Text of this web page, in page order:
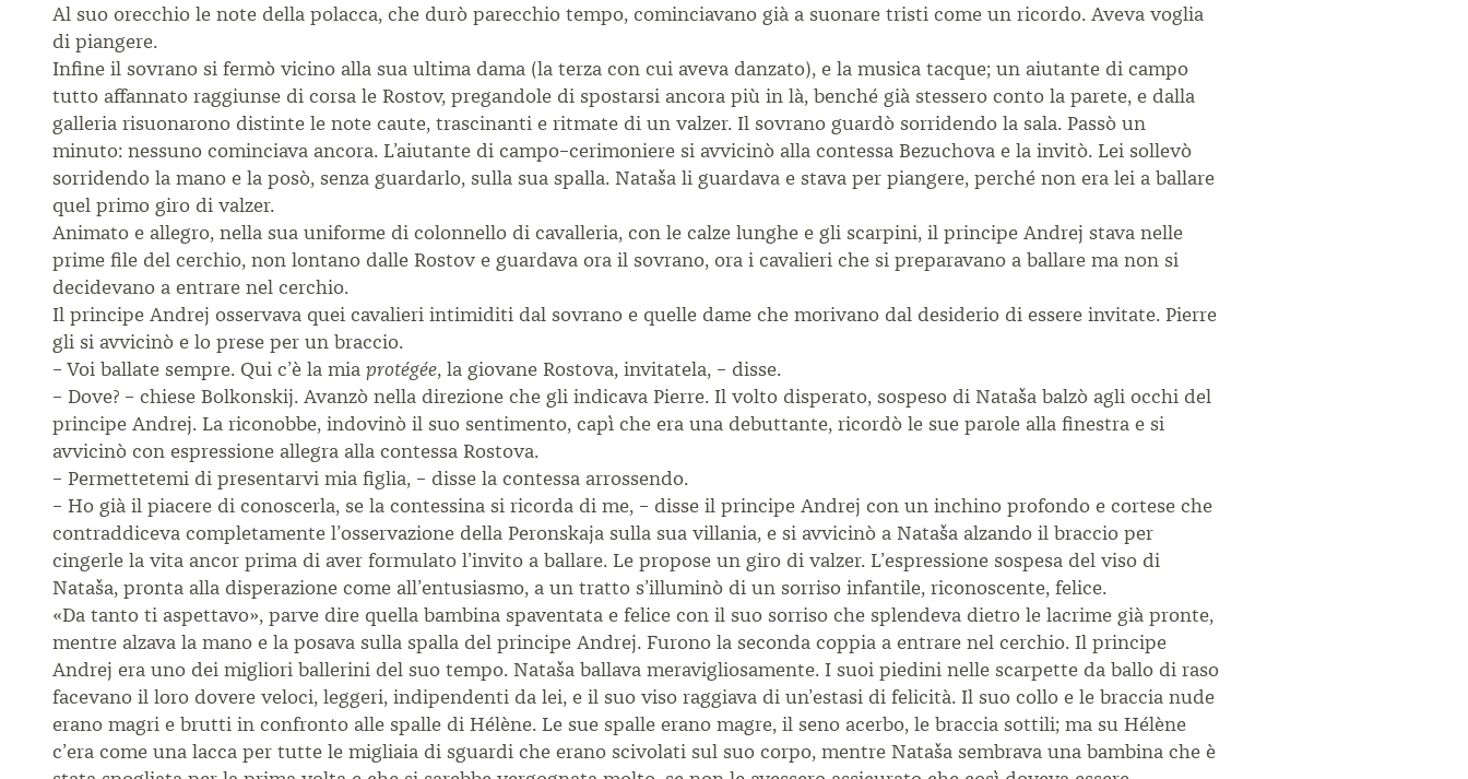
Al suo orecchio le note della polacca, che durò parecchio tempo, cominciavano già a suonare tristi come un ricordo. Aveva voglia
di piangere.
Infine il sovrano si fermò vicino alla sua ultima dama (la terza con cui aveva danzato), e la musica tacque; un aiutante di campo
tutto affannato raggiunse di corsa le Rostov, pregandole di spostarsi ancora più in là, benché già stessero conto la parete, e dalla
galleria risuonarono distinte le note caute, trascinanti e ritmate di un valzer. Il sovrano guardò sorridendo la sala. Passò un
minuto: nessuno cominciava ancora. L’aiutante di campo–cerimoniere si avvicinò alla contessa Bezuchova e la invitò. Lei sollevò
sorridendo la mano e la posò, senza guardarlo, sulla sua spalla. Nataša li guardava e stava per piangere, perché non era lei a ballare
quel primo giro di valzer.
Animato e allegro, nella sua uniforme di colonnello di cavalleria, con le calze lunghe e gli scarpini, il principe Andrej stava nelle
prime file del cerchio, non lontano dalle Rostov e guardava ora il sovrano, ora i cavalieri che si preparavano a ballare ma non si
decidevano a entrare nel cerchio.
Il principe Andrej osservava quei cavalieri intimiditi dal sovrano e quelle dame che morivano dal desiderio di essere invitate. Pierre
gli si avvicinò e lo prese per un braccio.
– Voi ballate sempre. Qui c’è la mia protégée, la giovane Rostova, invitatela, – disse.
– Dove? – chiese Bolkonskij. Avanzò nella direzione che gli indicava Pierre. Il volto disperato, sospeso di Nataša balzò agli occhi del
principe Andrej. La riconobbe, indovinò il suo sentimento, capì che era una debuttante, ricordò le sue parole alla finestra e si
avvicinò con espressione allegra alla contessa Rostova.
– Permettetemi di presentarvi mia figlia, – disse la contessa arrossendo.
– Ho già il piacere di conoscerla, se la contessina si ricorda di me, – disse il principe Andrej con un inchino profondo e cortese che
contraddiceva completamente l’osservazione della Peronskaja sulla sua villania, e si avvicinò a Nataša alzando il braccio per
cingerle la vita ancor prima di aver formulato l’invito a ballare. Le propose un giro di valzer. L’espressione sospesa del viso di
Nataša, pronta alla disperazione come all’entusiasmo, a un tratto s’illuminò di un sorriso infantile, riconoscente, felice.
«Da tanto ti aspettavo», parve dire quella bambina spaventata e felice con il suo sorriso che splendeva dietro le lacrime già pronte,
mentre alzava la mano e la posava sulla spalla del principe Andrej. Furono la seconda coppia a entrare nel cerchio. Il principe
Andrej era uno dei migliori ballerini del suo tempo. Nataša ballava meravigliosamente. I suoi piedini nelle scarpette da ballo di raso
facevano il loro dovere veloci, leggeri, indipendenti da lei, e il suo viso raggiava di un’estasi di felicità. Il suo collo e le braccia nude
erano magri e brutti in confronto alle spalle di Hélène. Le sue spalle erano magre, il seno acerbo, le braccia sottili; ma su Hélène
c’era come una lacca per tutte le migliaia di sguardi che erano scivolati sul suo corpo, mentre Nataša sembrava una bambina che è